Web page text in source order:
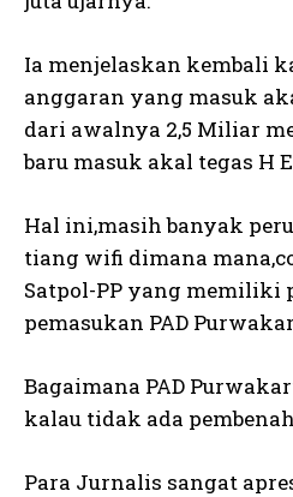
Ia menjelaskan kembali
anggaran yang masuk
dari awalnya 2,5 Miliar
baru masuk akal tegas H
Hal ini,masih banyak
tiang wifi dimana
Satpol-PP yang memiliki
pemasukan PAD
Bagaimana PAD
kalau tidak ada
Para Jurnalis sangat